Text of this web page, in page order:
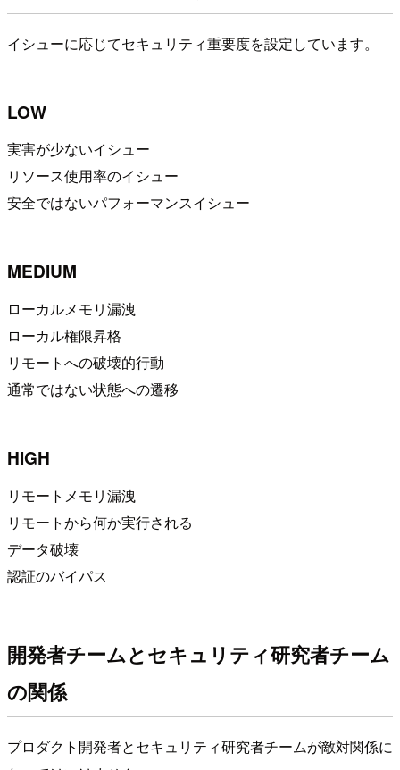
イシューに応じてセキュリティ重要度を設定しています。
LOW
実害が少ないイシュー
リソース使用率のイシュー
安全ではないパフォーマンスイシュー
MEDIUM
ローカルメモリ漏洩
ローカル権限昇格
リモートへの破壊的行動
通常ではない状態への遷移
HIGH
リモートメモリ漏洩
リモートから何か実行される
データ破壊
認証のバイパス
開発者チームとセキュリティ研究者チーム
の関係
プロダクト開発者とセキュリティ研究者チームが敵対関係に